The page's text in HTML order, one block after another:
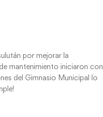
por mejorar la
mantenimiento iniciaron con
del Gimnasio Municipal lo